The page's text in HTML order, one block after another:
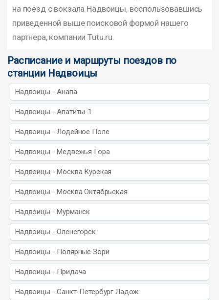
на поезд с вокзала Надвоицы, воспользовавшись
приведенной выше поисковой формой нашего
партнера, компании Tutu.ru.
Расписание и маршруты поездов по
станции Надвоицы
Надвоицы - Анапа
Надвоицы - Апатиты-1
Надвоицы - Лодейное Поле
Надвоицы - Медвежья Гора
Надвоицы - Москва Курская
Надвоицы - Москва Октябрьская
Надвоицы - Мурманск
Надвоицы - Оленегорск
Надвоицы - Полярные Зори
Надвоицы - Придача
Надвоицы - Санкт-Петербург Ладож.